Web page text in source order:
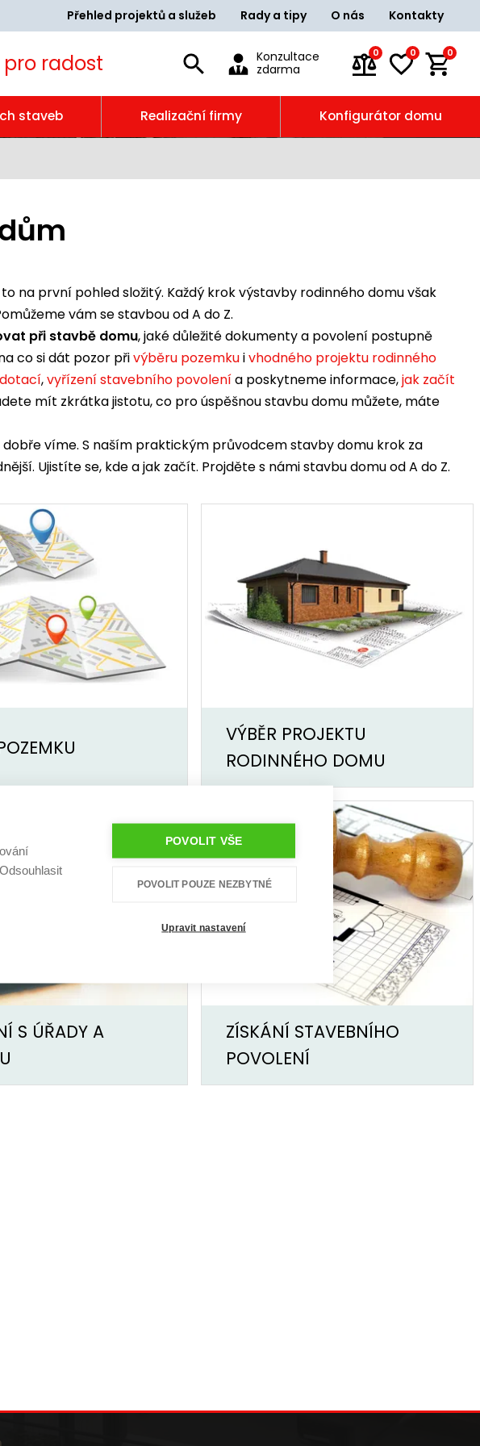
Přehled projektů a služeb Rady a tipy O nás Kontakty
radost
Konzultace
zdarma
0 0 0
staveb Realizační firmy Konfigurátor domu
na první pohled složitý. Každý krok výstavby rodinného domu však
vám se stavbou od A do Z.
při stavbě domu, jaké důležité dokumenty a povolení postupně
co si dát pozor přivýběru pozemkuivhodného projektu rodinného
dotací,vyřízení stavebního povolenía poskytneme informace,jak začít
mít zkrátka jistotu, co pro úspěšnou stavbu domu můžete, máte
víme. S naším praktickým průvodcem stavby domu krok za
Ujistíte se, kde a jak začít. Projděte s námi stavbu domu od A do Z.
VÝBĚR PROJEKTU
RODINNÉHO DOMU
S ÚŘADY A
ZÍSKÁNÍ STAVEBNÍHO
POVOLENÍ
POVOLIT VŠE
POVOLIT POUZE NEZBYTNÉ
Upravit nastavení